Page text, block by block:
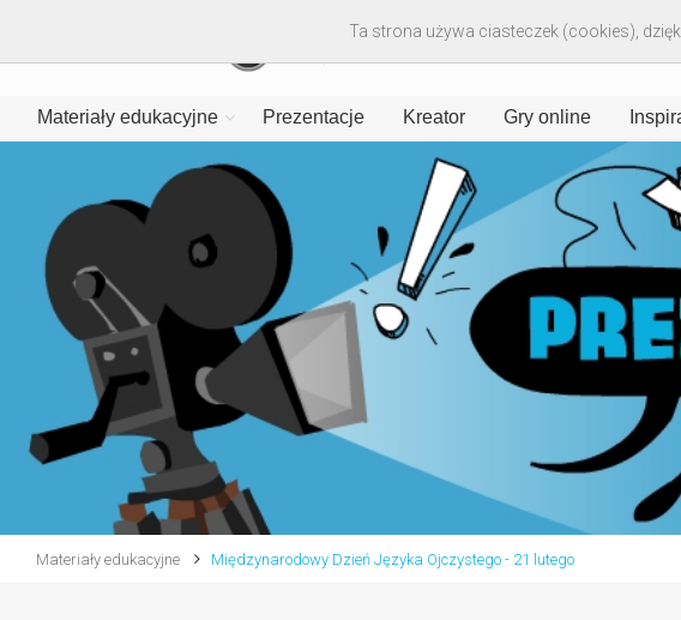
Materiały edukacyjne Prezentacje Kreator Gry online
Materiały edukacyjne Międzynarodowy Dzień Języka Ojczystego - 21 lutego
Ta strona używa ciasteczek (cookies),